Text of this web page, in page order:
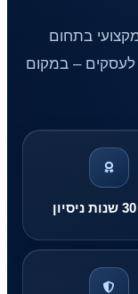
מקצועי בתחום
לעסקים – במקום